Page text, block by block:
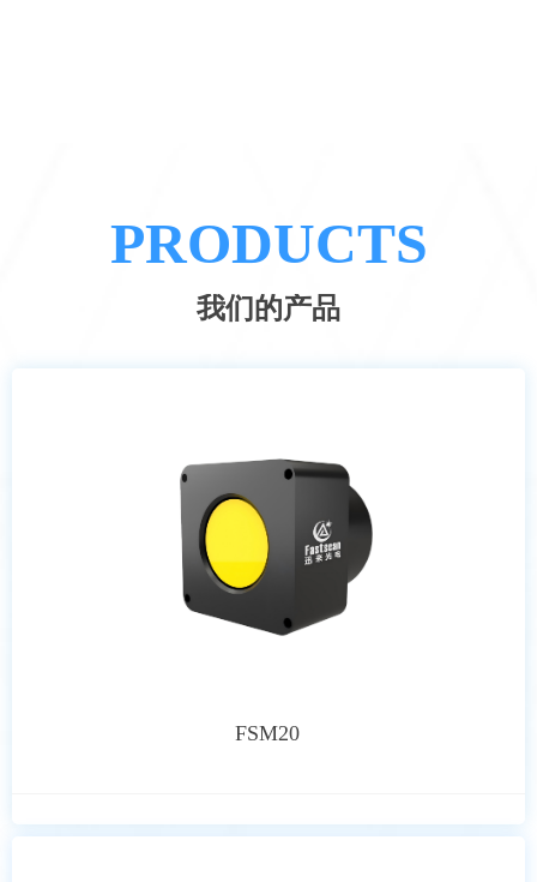
PRODUCTS
我们的产品
FSM20